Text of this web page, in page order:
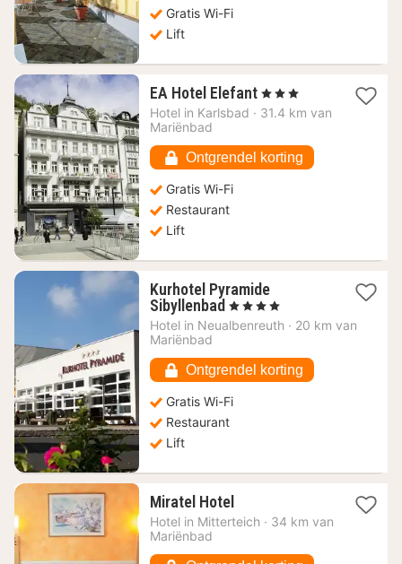
Gratis Wi-Fi
Lift
EA Hotel Elefant 1
nacht
€
, 3 Sterren
Hotel in Karlsbad · 31.4 km van
Mariënbad
Ontgrendel korting
Gratis Wi-Fi
Restaurant
Lift
Kurhotel Pyramide
Sibyllenbad 1
nacht
€
, 4 Sterren
Hotel in Neualbenreuth · 20 km van
Mariënbad
Ontgrendel korting
Gratis Wi-Fi
Restaurant
Lift
Miratel Hotel1
nacht
Hotel in Mitterteich · 34 km van
Mariënbad